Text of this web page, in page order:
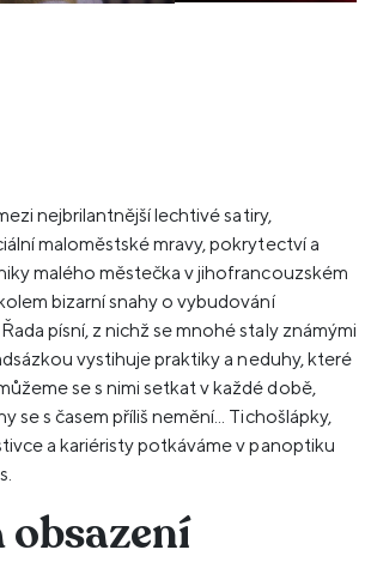
nejbrilantnější lechtivé satiry,
maloměstské mravy, pokrytectví a
malého městečka v jihofrancouzském
bizarní snahy o vybudování
písní, z nichž se mnohé staly známými
vystihuje praktiky a neduhy, které
se s nimi setkat v každé době,
se s časem příliš nemění... Tichošlápky,
a kariéristy potkáváme v panoptiku
obsazení